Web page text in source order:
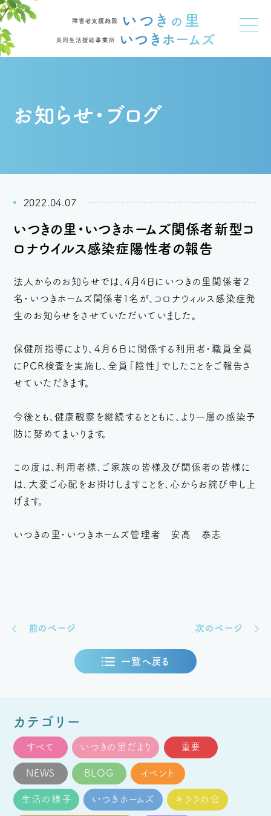
お知らせ・ブログ
2022.04.07
いつきの里・いつきホームズ関係者新型コ
ロナウイルス感染症陽性者の報告
法人からのお知らせでは、4月4日にいつきの里関係者２
名・いつきホームズ関係者１名が、コロナウィルス感染症発
生のお知らせをさせていただいていました。
保健所指導により、４月６日に関係する利用者・職員全員
にPCR検査を実施し、全員「陰性」でしたことをご報告さ
せていただきます。
今後とも、健康観察を継続するとともに、より一層の感染予
防に努めてまいります。
この度は、利用者様、ご家族の皆様及び関係者の皆様に
は、大変ご心配をお掛けしますことを、心からお詫び申し上
げます。
いつきの里・いつきホームズ管理者 安髙 泰志
前のページ 次のページ
一覧へ戻る
カテゴリー
すべて いつきの里だより 重要
NEWS BLOG イベント
生活の様子 いつきホームズ キララの会